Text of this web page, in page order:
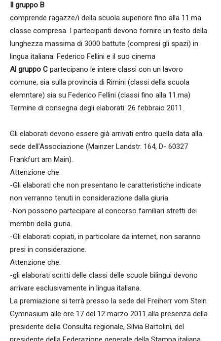
Il gruppo B
comprende ragazze/i della scuola superiore fino alla 11.ma
classe compresa. I partecipanti devono fornire un testo della
lunghezza massima di 3000 battute (compresi gli spazi) in
lingua italiana: Federico Fellini e il suo cinema
Al gruppo C partecipano le intere classi con un lavoro
comune, sia sulla provincia di Rimini (classi della scuola
elemntare) sia su Federico Fellini (classi fino alla 11.ma)
Termine di consegna degli elaborati: 26 febbraio 2011.
Gli elaborati devono essere già arrivati entro quella data alla
sede dell’Associazione (Mainzer Landstr. 164, D- 60327
Frankfurt am Main).
Attenzione che:
-Gli elaborati che non presentano le caratteristiche indicate
non verranno tenuti in considerazione dalla giuria.
-Non possono partecipare al concorso familiari stretti dei
membri della giuria.
-Gli elaborati copiati, in particolare da internet, non saranno
presi in considerazione.
Attenzione che:
-gli elaborati scritti delle classi delle scuole bilingui devono
arrivare esclusivamente in lingua italiana.
La premiazione si terrà presso la sede del Freiherr vom Stein
Gymnasium alle ore 17 del 12 marzo 2011 alla presenza della
presidente della Consulta regionale, Silvia Bartolini, del